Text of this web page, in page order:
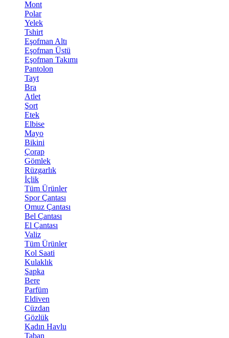
Mont
Polar
Yelek
Tshirt
Eşofman Altı
Eşofman Üstü
Eşofman Takımı
Pantolon
Tayt
Bra
Atlet
Şort
Etek
Elbise
Mayo
Bikini
Çorap
Gömlek
Rüzgarlık
İçlik
Tüm Ürünler
Spor Çantası
Omuz Çantası
Bel Çantası
El Çantası
Valiz
Tüm Ürünler
Kol Saati
Kulaklık
Şapka
Bere
Parfüm
Eldiven
Cüzdan
Gözlük
Kadın Havlu
Taban